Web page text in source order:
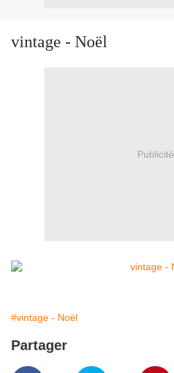
vintage - Noël
Publicité
#vintage - Noël
Partager